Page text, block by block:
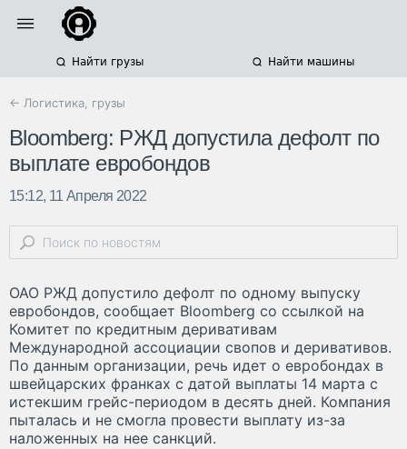
Найти грузы Найти машины
← Логистика, грузы
Bloomberg: РЖД допустила дефолт по
выплате евробондов
15:12, 11 Апреля 2022
ОАО РЖД допустило дефолт по одному выпуску
евробондов, сообщает Bloomberg со ссылкой на
Комитет по кредитным деривативам
Международной ассоциации свопов и деривативов.
По данным организации, речь идет о евробондах в
швейцарских франках с датой выплаты 14 марта с
истекшим грейс-периодом в десять дней. Компания
пыталась и не смогла провести выплату из-за
наложенных на нее санкций.